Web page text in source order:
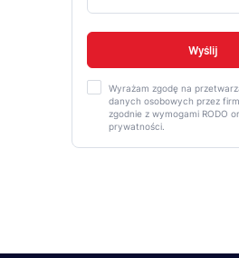
Wyrażam zgodę na
danych osobowych przez
zgodnie z wymogami RODO
prywatności.